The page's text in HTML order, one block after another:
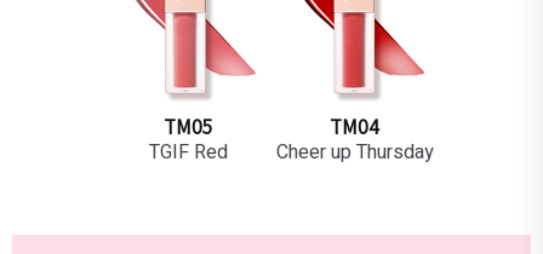
TM04
Cheer up Thursday
TM05
TGIF Red